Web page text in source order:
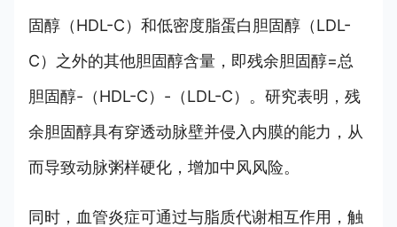
固醇（HDL-C）和低密度脂蛋白胆固醇（LDL-
C）之外的其他胆固醇含量，即残余胆固醇=总
胆固醇-（HDL-C）-（LDL-C）。研究表明，残
余胆固醇具有穿透动脉壁并侵入内膜的能力，从
而导致动脉粥样硬化，增加中风风险。
同时，血管炎症可通过与脂质代谢相互作用，触